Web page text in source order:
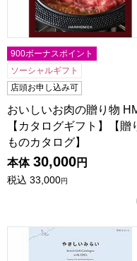
900ボーナスポイント
ソーシャルギフト
店頭お申し込み可
おいしいお肉の贈り物
【カタログギフト】【贈
ものカタログ】
本体 30,000円
税込 33,000円
やさしいみらい ゆらり